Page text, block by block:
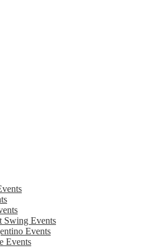
Swing Events
Events
Events